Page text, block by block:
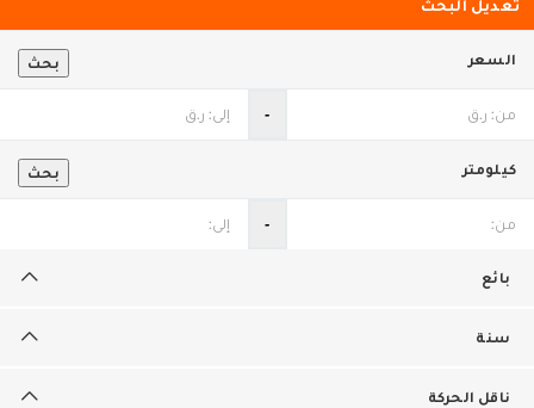
تعديل البحث
بحث السعر
‐
بحث كيلومتر
‐
بائع
سنة
ناقل الحركة